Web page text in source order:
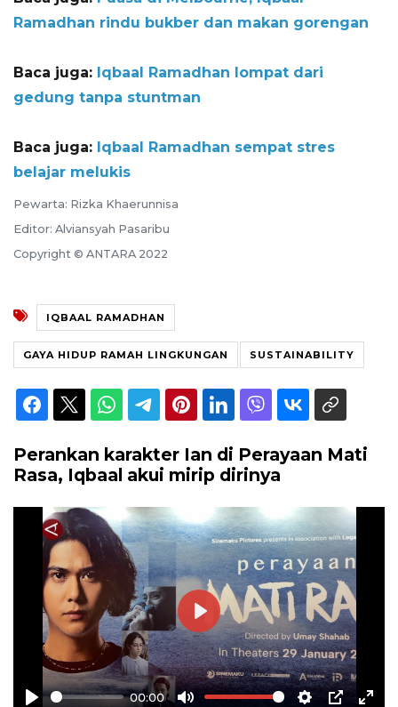
Ramadhan rindu bukber dan makan gorengan
Baca juga: Iqbaal Ramadhan lompat dari
gedung tanpa stuntman
Baca juga: Iqbaal Ramadhan sempat stres
belajar melukis
Pewarta: Rizka Khaerunnisa
Editor: Alviansyah Pasaribu
Copyright © ANTARA 2022
IQBAAL RAMADHAN
GAYA HIDUP RAMAH LINGKUNGAN SUSTAINABILITY
Perankan karakter Ian di Perayaan Mati
Rasa, Iqbaal akui mirip dirinya
00:00
Play